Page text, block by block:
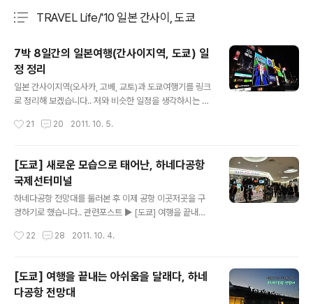
TRAVEL Life/'10 일본 간사이, 도쿄
7박 8일간의 일본여행(간사이지역, 도쿄) 일
정 정리
일본 간사이지역(오사카, 고베, 교토)과 도쿄여행기를 링크
로 정리해 보겠습니다.. 저와 비슷한 일정을 생각하시는 분
니다..^^ 여행기간 2010년 12월 18일 ~ 25일 (7박 8일,
공, TAX포함, 국내선 1회 포함) 약 55만원, 호텔(트리플
룸, 도코시티호텔 신오사카 4박 443,950원, 오모리 도큐
인 3박 485,448원) 약 31만원 여행준비에 관한 자세한
사항은 아래 포스트에서 확인하세요..^^ 7박 8일간의 일본
간사이, 도쿄여행 준비하기 12월 18일 (1일차) 간사이공항
서 시내로 이동하기 [오사카] 저렴한 비즈니스호텔..
21 20 2011. 10. 5.
[도쿄] 새로운 모습으로 태어난, 하네다공항
국제선터미널
하네다공항 전망대를 둘러본 후 이제 공항 이곳저곳을 구
경하기로 했습니다.. 관련포스트 ▶ [도쿄] 여행을 끝내는
선 터미널은 2010년 10월에 문을 열었습니다.. 그렇다보
도 가장 눈에 띄는 것은 바로 에도시대 상점가를 재현해 놓
았다는 것이죠.. 여행 가기전에 얼핏 들은게 있어서 뭔가 볼
거리가 많은 줄 알았는데.. 솔직히 말하면 에도시대를 재현
22 28 2011. 10. 4.
[도쿄] 여행을 끝내는 아쉬움을 달래다, 하네
다공항 전망대